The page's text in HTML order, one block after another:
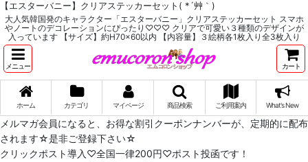
【エスターバニー】クリアステッカーセット( *´艸｀)
大人気韓国発のキャラクター「エスターバニー」クリアステッカーセット スマホ
やノートのデコレーションにぴったり♡♡♡ クリアで可愛い３種類のデザインが
入っています 【サイズ】約H70x60以内 【内容量】３絵柄各1枚入り全3枚入り
メニュー カート
ホーム カテゴリ マイページ 商品検索 ご利用案内 What's New
メルマガ会員になると、お得な割引クーポンナンバーが、定期的に配布
されます☆是非ご登録下さい☆
クリックポスト導入♡全国一律200円♡ポスト投函です！